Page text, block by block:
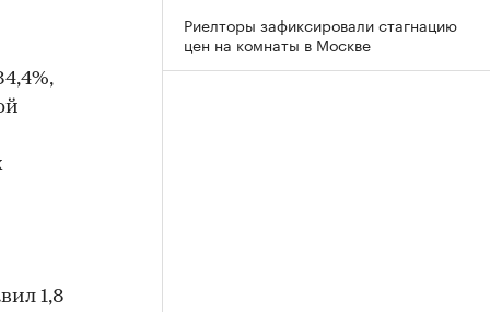
1,8
Риелторы зафиксировали стагнацию
цен на комнаты в Москве